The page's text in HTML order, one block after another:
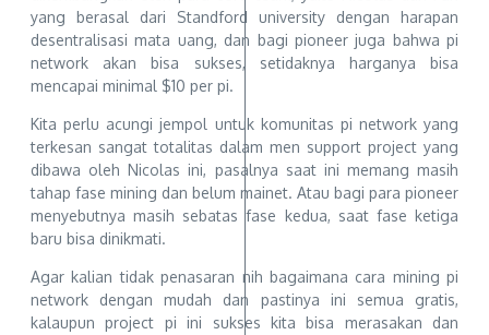
yang berasal dari Standford university dengan harapan
desentralisasi mata uang, dan bagi pioneer juga bahwa pi
network akan bisa sukses, setidaknya harganya bisa
mencapai minimal $10 per pi.
Kita perlu acungi jempol untuk komunitas pi network yang
terkesan sangat totalitas dalam men support project yang
dibawa oleh Nicolas ini, pasalnya saat ini memang masih
tahap fase mining dan belum mainet. Atau bagi para pioneer
menyebutnya masih sebatas fase kedua, saat fase ketiga
baru bisa dinikmati.
Agar kalian tidak penasaran nih bagaimana cara mining pi
network dengan mudah dan pastinya ini semua gratis,
kalaupun project pi ini sukses kita bisa merasakan dan